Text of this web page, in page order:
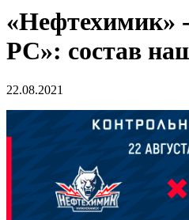
«Нефтехимик»
РС»: состав
22.08.2021